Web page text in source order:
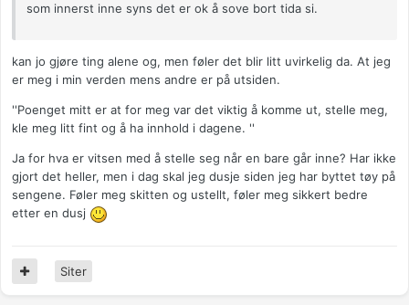
som innerst inne syns det er ok å sove bort tida si.
kan jo gjøre ting alene og, men føler det blir litt uvirkelig da. At jeg
er meg i min verden mens andre er på utsiden.
''Poenget mitt er at for meg var det viktig å komme ut, stelle meg,
kle meg litt fint og å ha innhold i dagene. ''
Ja for hva er vitsen med å stelle seg når en bare går inne? Har ikke
gjort det heller, men i dag skal jeg dusje siden jeg har byttet tøy på
sengene. Føler meg skitten og ustellt, føler meg sikkert bedre
etter en dusj
Siter